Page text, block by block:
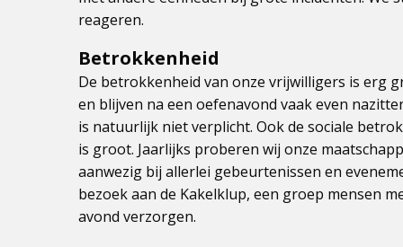
reageren.
Betrokkenheid
De betrokkenheid van onze vrijwilligers is erg
en blijven na een oefenavond vaak even
is natuurlijk niet verplicht. Ook de sociale
is groot. Jaarlijks proberen wij onze
aanwezig bij allerlei gebeurtenissen en
bezoek aan de Kakelklup, een groep mensen
avond verzorgen.